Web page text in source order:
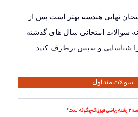
نهایی هندسه بهتر است پس از
سوالات امتحانی سال های گذشته
شناسایی و سپس برطرف کنید.
سوالات متداول
است؟